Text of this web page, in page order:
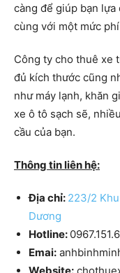
càng để giúp bạn
cùng với một mức
Công ty cho thuê xe
đủ kích thước cũng
như máy lạnh, khăn
xe ô tô sạch sẽ,
cầu của bạn.
Thông tin liên hệ:
Địa chỉ: 223/2
Dương
Hotline:
Emai: